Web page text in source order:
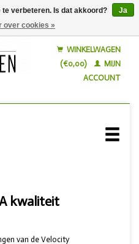
WINKELWAGEN
(€0,00)
MIJN
ACCOUNT
kwaliteit
van de Velocity
verbeteren. Is dat akkoord?
Ja
over cookies »